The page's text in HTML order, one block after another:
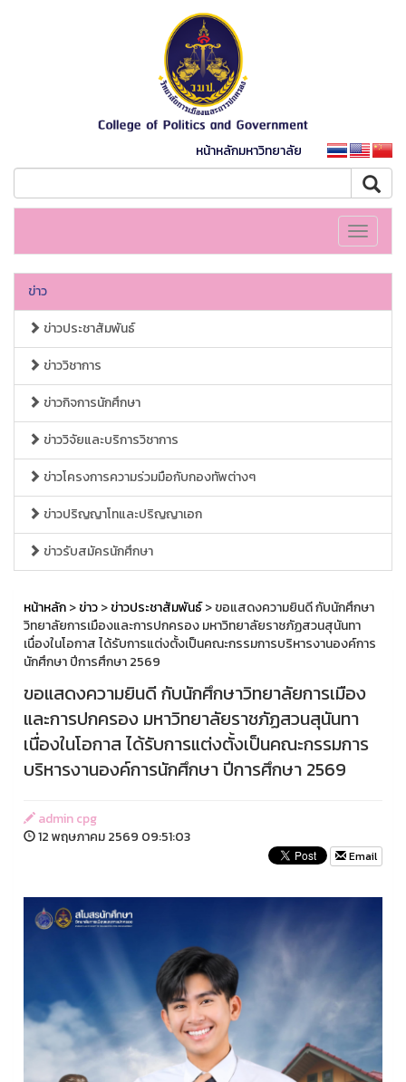
หน้าหลักมหาวิทยาลัย
Toggle
ข่าว
ข่าวประชาสัมพันธ์
ข่าววิชาการ
ข่าวกิจการนักศึกษา
ข่าววิจัยและบริการวิชาการ
ข่าวโครงการความร่วมมือกับกองทัพต่างๆ
ข่าวปริญญาโทและปริญญาเอก
ข่าวรับสมัครนักศึกษา
หน้าหลัก>ข่าว>ข่าวประชาสัมพันธ์> ขอแสดงความยินดี กับนักศึกษา
วิทยาลัยการเมืองและการปกครอง มหาวิทยาลัยราชภัฏสวนสุนันทา
เนื่องในโอกาส ได้รับการแต่งตั้งเป็นคณะกรรมการบริหารงานองค์การ
นักศึกษา ปีการศึกษา 2569
ขอแสดงความยินดี กับนักศึกษาวิทยาลัยการเมือง
และการปกครอง มหาวิทยาลัยราชภัฏสวนสุนันทา
เนื่องในโอกาส ได้รับการแต่งตั้งเป็นคณะกรรมการ
บริหารงานองค์การนักศึกษา ปีการศึกษา 2569
admin cpg
12 พฤษภาคม 2569 09:51:03
Email